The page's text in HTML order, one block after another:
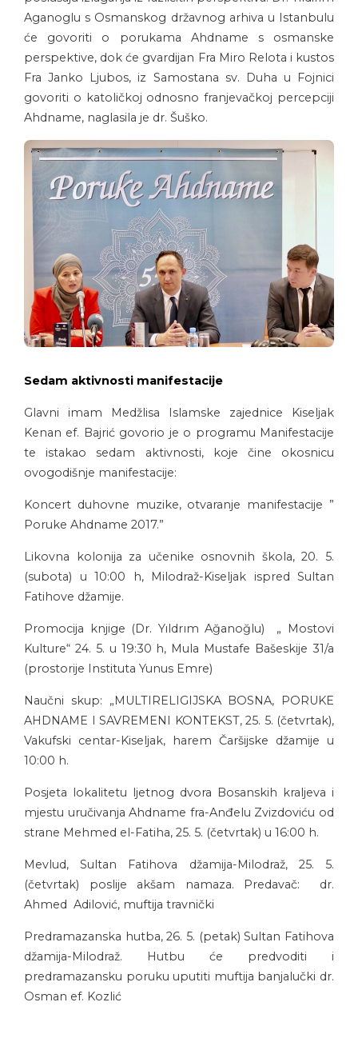
Aganoglu s Osmanskog državnog arhiva u Istanbulu
će govoriti o porukama Ahdname s osmanske
perspektive, dok će gvardijan Fra Miro Relota i kustos
Fra Janko Ljubos, iz Samostana sv. Duha u Fojnici
govoriti o katoličkoj odnosno franjevačkoj percepciji
Ahdname, naglasila je dr. Šuško.
Sedam aktivnosti manifestacije
Glavni imam Medžlisa Islamske zajednice Kiseljak
Kenan ef. Bajrić govorio je o programu Manifestacije
te istakao sedam aktivnosti, koje čine okosnicu
ovogodišnje manifestacije:
Koncert duhovne muzike, otvaranje manifestacije ”
Poruke Ahdname 2017.”
Likovna kolonija za učenike osnovnih škola, 20. 5.
(subota) u 10:00 h, Milodraž-Kiseljak ispred Sultan
Fatihove džamije.
Promocija knjige (Dr. Yıldrım Ağanoğlu) „ Mostovi
Kulture“ 24. 5. u 19:30 h, Mula Mustafe Bašeskije 31/a
(prostorije Instituta Yunus Emre)
Naučni skup: „MULTIRELIGIJSKA BOSNA, PORUKE
AHDNAME I SAVREMENI KONTEKST, 25. 5. (četvrtak),
Vakufski centar-Kiseljak, harem Čaršijske džamije u
10:00 h.
Posjeta lokalitetu ljetnog dvora Bosanskih kraljeva i
mjestu uručivanja Ahdname fra-Anđelu Zvizdoviću od
strane Mehmed el-Fatiha, 25. 5. (četvrtak) u 16:00 h.
Mevlud, Sultan Fatihova džamija-Milodraž, 25. 5.
(četvrtak) poslije akšam namaza. Predavač: dr.
Ahmed Adilović, muftija travnički
Predramazanska hutba, 26. 5. (petak) Sultan Fatihova
džamija-Milodraž. Hutbu će predvoditi i
predramazansku poruku uputiti muftija banjalučki dr.
Osman ef. Kozlić